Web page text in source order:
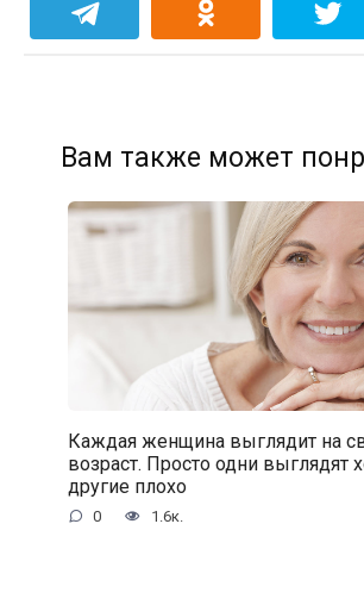
Вам также может
Каждая женщина выглядит на
возраст. Просто одни выглядят
другие плохо
0 1.6к.